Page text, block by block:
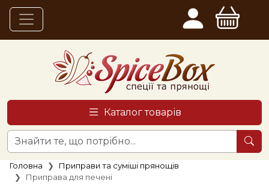
Каталог товарів
Головна
Приправи та суміші прянощів
Приправа для печені